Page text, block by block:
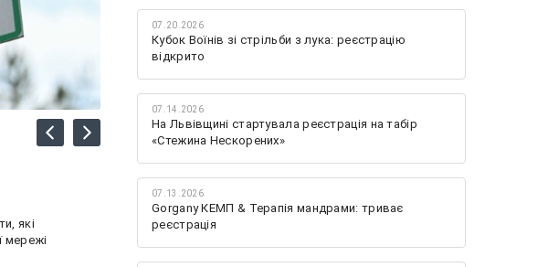
які
мережі
07.20.2026
Кубок Воїнів зі стрільби з лука: реєстрацію
відкрито
07.14.2026
На Львівщині стартувала реєстрація на табір
«Стежина Нескорених»
07.13.2026
Gorgany КЕМП & Терапія мандрами: триває
реєстрація